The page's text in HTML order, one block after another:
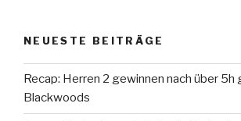
NEUESTE BEITRÄGE
Recap: Herren 2 gewinnen nach über 5h
Blackwoods